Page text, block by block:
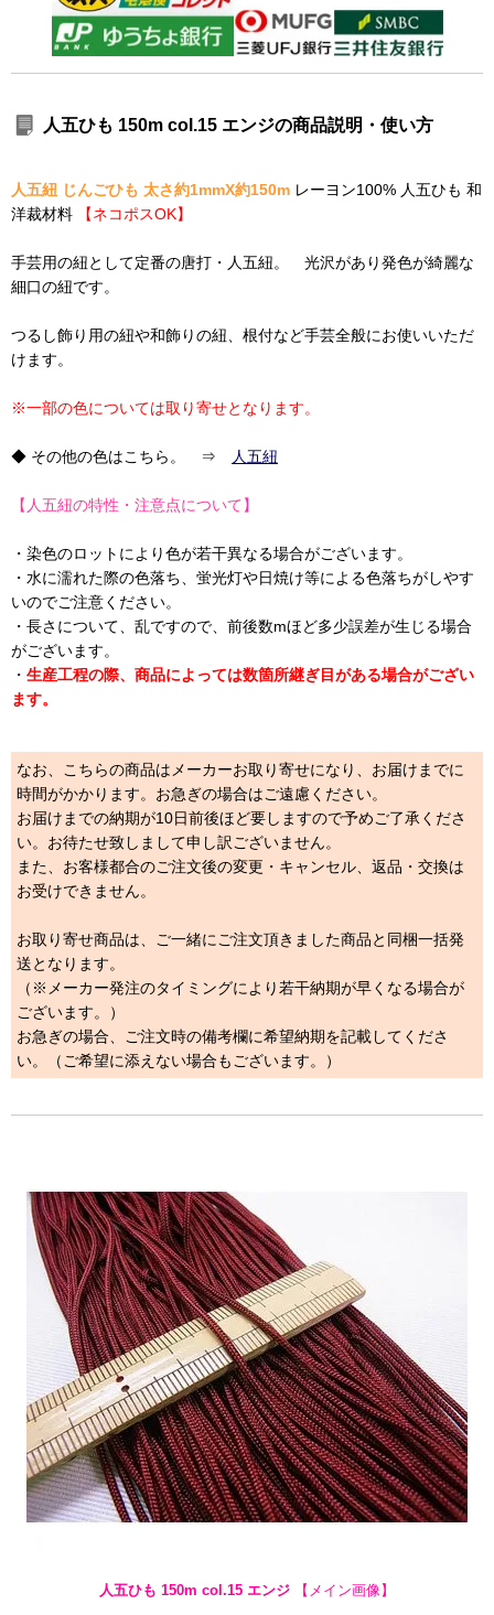
人五ひも 150m col.15 エンジの商品説明・使い方
人五紐 じんごひも 太さ約1mmX約150m レーヨン100% 人五ひも 和
洋裁材料
【ネコポスOK】
手芸用の紐として定番の唐打・人五紐。 光沢があり発色が綺麗な
細口の紐です。
つるし飾り用の紐や和飾りの紐、根付など手芸全般にお使いいただ
けます。
※一部の色については取り寄せとなります。
◆ その他の色はこちら。 ⇒ 人五紐
【人五紐の特性・注意点について】
・染色のロットにより色が若干異なる場合がございます。
・水に濡れた際の色落ち、蛍光灯や日焼け等による色落ちがしやす
いのでご注意ください。
・長さについて、乱ですので、前後数mほど多少誤差が生じる場合
がございます。
・ 生産工程の際、商品によっては数箇所継ぎ目がある場合がござい
ます。
なお、こちらの商品はメーカーお取り寄せになり、お届けまでに
時間がかかります。お急ぎの場合はご遠慮ください。
お届けまでの納期が10日前後ほど要しますので予めご了承くださ
い。お待たせ致しまして申し訳ございません。
また、お客様都合のご注文後の変更・キャンセル、返品・交換は
お受けできません。
お取り寄せ商品は、ご一緒にご注文頂きました商品と同梱一括発
送となります。
（※メーカー発注のタイミングにより若干納期が早くなる場合が
ございます。）
お急ぎの場合、ご注文時の備考欄に希望納期を記載してくださ
い。（ご希望に添えない場合もございます。）
人五ひも 150m col.15 エンジ 【メイン画像】